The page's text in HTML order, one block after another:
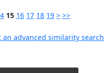
15 16 17 18 19 > >>
an advanced similarity search